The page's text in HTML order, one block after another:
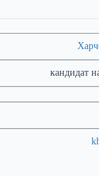
кандидат